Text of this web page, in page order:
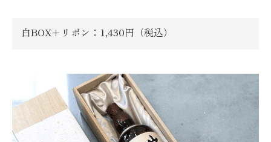
白BOX＋リボン：1,430円（税込）